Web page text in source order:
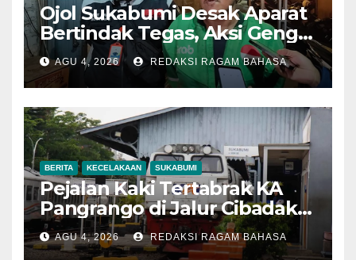
Ojol Sukabumi Desak Aparat
Bertindak Tegas, Aksi Geng
Motor Dinilai Semakin
Mengancam Keselamatan
AGU 4, 2026 REDAKSI RAGAM BAHASA
BERITA KECELAKAAN SUKABUMI
Pejalan Kaki Tertabrak KA
Pangrango di Jalur Cibadak–
Parungkuda, Perjalanan
Kereta Sempat Tertunda
AGU 4, 2026 REDAKSI RAGAM BAHASA